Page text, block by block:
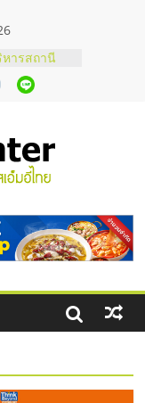
ารสถานี
นนี่
พร้อม
ยที่ไหนดี?
องให้ธุรกิจ